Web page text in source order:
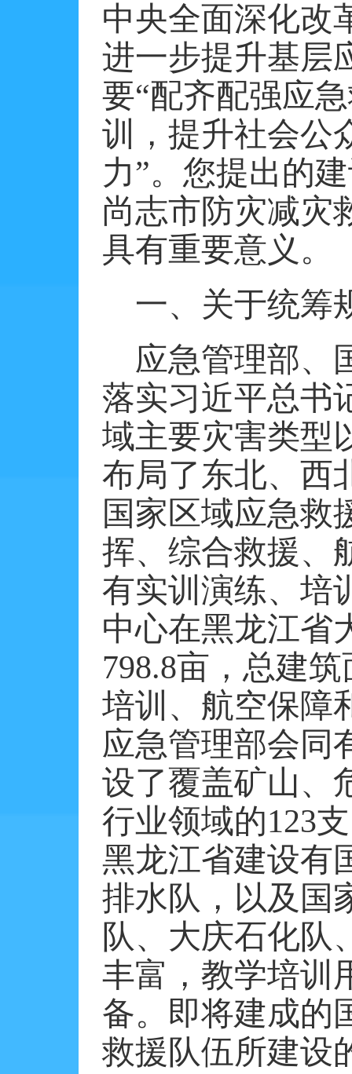
中央全面深化改
进一步提升基层
要“配齐配强应
训，提升社会公
力”。您提出的
尚志市防灾减灾
具有重要意义。
一、关于统筹
应急管理部、
落实习近平总书
域主要灾害类型
布局了东北、西
国家区域应急救
挥、综合救援、
有实训演练、培
中心在黑龙江省
798.8亩，总建
培训、航空保障
应急管理部会同
设了覆盖矿山、
行业领域的123
黑龙江省建设有
排水队，以及国
队、大庆石化队
丰富，教学培训
备。即将建成的
救援队伍所建设